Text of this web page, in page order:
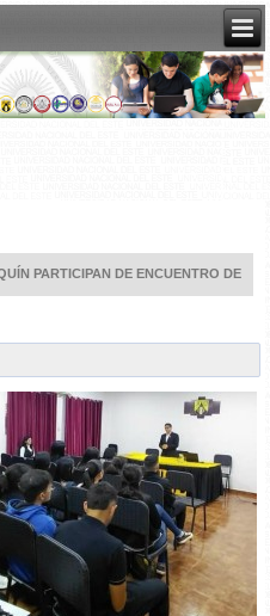
PARTICIPAN DE ENCUENTRO DE